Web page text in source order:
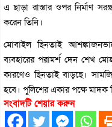
এ ছাড়া রাস্তার ওপর নির্মাণ
করেন তিনি।
মোবাইল ছিনতাই
ব্যবহারের পরামর্শ দেন শেখ
কারণেও ছিনতাই বাড়ছে।
হবে। পুলিশের একার পক্ষে মাদক
সংবাদটি শেয়ার করুন